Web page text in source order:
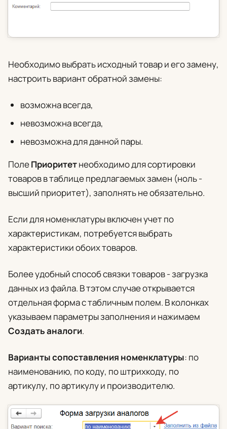
Необходимо выбрать исходный товар и его замену,
настроить вариант обратной замены:
возможна всегда,
невозможна всегда,
невозможна для данной пары.
ПолеПриоритетнеобходимо для сортировки
товаров в таблице предлагаемых замен (ноль -
высший приоритет), заполнять не обязательно.
Если для номенклатуры включен учет по
характеристикам, потребуется выбрать
характеристики обоих товаров.
Более удобный способ связки товаров -загрузка
данных из файла. В тэтом случае открывается
отдельная форма с табличным полем. В колонках
указываем параметры заполнения и нажимаем
Создать аналоги.
Варианты сопоставления номенклатуры: по
наименованию, по коду, по штрихкоду, по
артикулу, по артикулу и производителю.